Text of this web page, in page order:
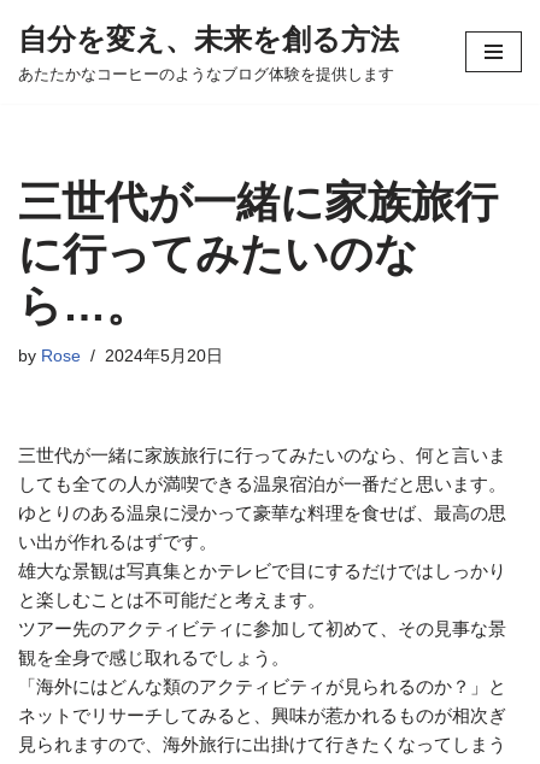
コ
ツ
へ
ス
キ
ッ
プ
自分を変え、未来を創る方法
あたたかなコーヒーのようなブログ体験を提供します
三世代が一緒に家族旅行
に行ってみたいのな
ら…。
by Rose 2024年5月20日
三世代が一緒に家族旅行に行ってみたいのなら、何と言いま
しても全ての人が満喫できる温泉宿泊が一番だと思います。
ゆとりのある温泉に浸かって豪華な料理を食せば、最高の思
い出が作れるはずです。
雄大な景観は写真集とかテレビで目にするだけではしっかり
と楽しむことは不可能だと考えます。
ツアー先のアクティビティに参加して初めて、その見事な景
観を全身で感じ取れるでしょう。
「海外にはどんな類のアクティビティが見られるのか？」と
ネットでリサーチしてみると、興味が惹かれるものが相次ぎ
見られますので、海外旅行に出掛けて行きたくなってしまう